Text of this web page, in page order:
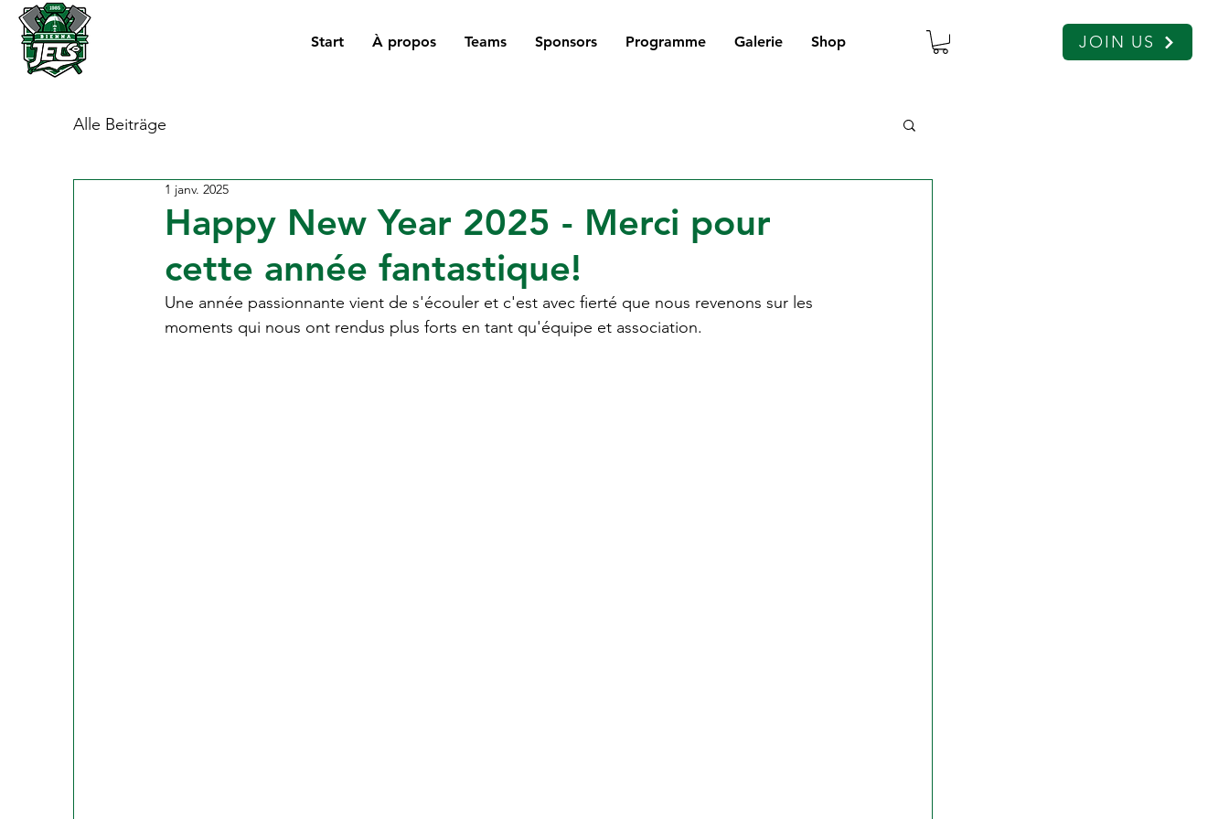
Start À propos Teams Sponsors Programme Galerie Shop JOIN US
Alle Beiträge
Happy New Year 2025 - Merci pour
cette année fantastique!
1 janv. 2025
Une année passionnante vient de s'écouler et c'est avec fierté que nous revenons sur les
moments qui nous ont rendus plus forts en tant qu'équipe et association.